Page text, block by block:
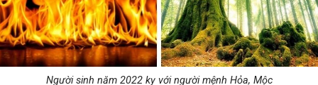
Người sinh năm 2022 kỵ với người mệnh Hỏa, Mộc